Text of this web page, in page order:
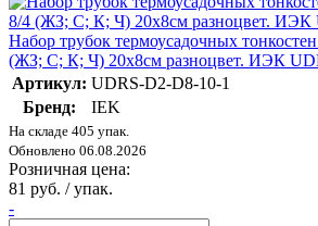
Набор трубок термоусадочных
(ЖЗ; С; К; Ч) 20х8см разноцвет. ИЭК
Артикул: UDRS-D2-D8-10-1
Бренд:
IEK
На складе 405 упак.
Обновлено 06.08.2026
Розничная цена:
81 руб. / упак.
-